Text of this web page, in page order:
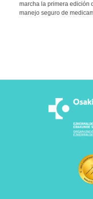
marcha la primera edición
manejo seguro de